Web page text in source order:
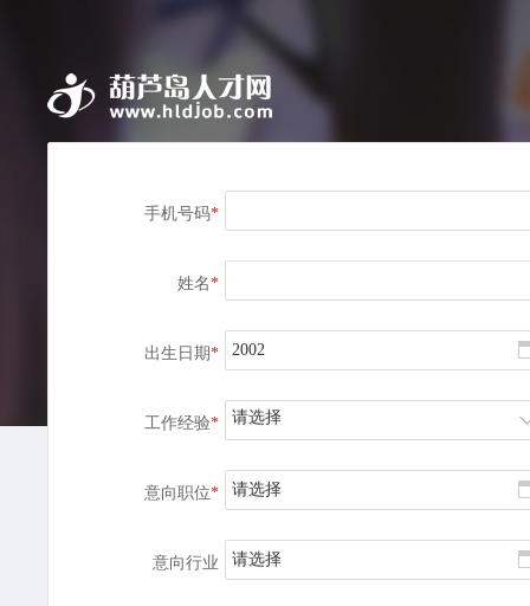
手机号码*
姓名*
出生日期*
工作经验* 请选择
意向职位* 请选择
意向行业 请选择